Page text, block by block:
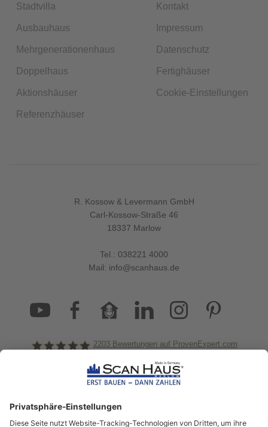
Stadtvilla
Ausbauhaus
Mehrgenerationenhaus
Doppelhaus
Aktionshäuser
Referenzhäuser
Kontakt
Impressum
Datenschutz
Fertighäuser
Cookie-Einstellungen
R. Kossow & Levermann GmbH
Carl-Kossow-Straße 46
18337 Marlow
Tel.: 038221 4000
Mail: info@scanhaus.de
ScanHaus Marlow
2203Bewertungen auf ProvenExpert.com
informiert!